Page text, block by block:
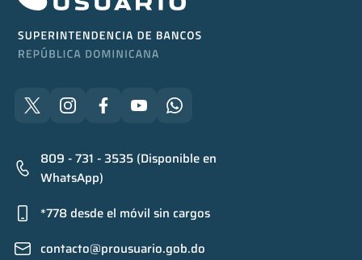
809 - 731 - 3535 (Disponible en
WhatsApp)
*778 desde el móvil sin cargos
contacto@prousuario.gob.do